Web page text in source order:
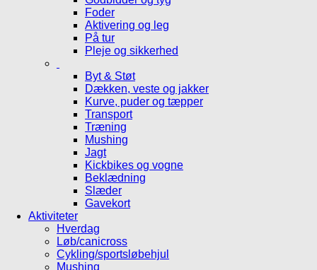
Foder
Aktivering og leg
På tur
Pleje og sikkerhed
Byt & Støt
Dækken, veste og jakker
Kurve, puder og tæpper
Transport
Træning
Mushing
Jagt
Kickbikes og vogne
Beklædning
Slæder
Gavekort
Aktiviteter
Hverdag
Løb/canicross
Cykling/sportsløbehjul
Mushing